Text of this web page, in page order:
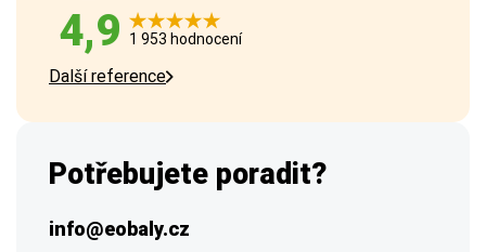
4,9 1 953 hodnocení
Další reference
Potřebujete poradit?
info@eobaly.cz